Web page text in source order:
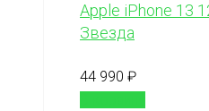
Apple iPhone 13
Звезда
44 990 ₽